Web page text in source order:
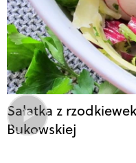
Sałatka z
Bukowskiej